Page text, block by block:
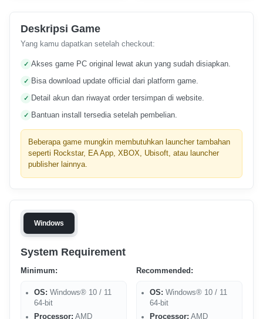
Deskripsi Game
Yang kamu dapatkan setelah checkout:
Akses game PC original lewat akun yang sudah disiapkan.
Bisa download update official dari platform game.
Detail akun dan riwayat order tersimpan di website.
Bantuan install tersedia setelah pembelian.
Beberapa game mungkin membutuhkan launcher tambahan
seperti Rockstar, EA App, XBOX, Ubisoft, atau launcher
publisher lainnya.
Windows
System Requirement
Minimum:
OS: Windows® 10 / 11
64-bit
Processor: AMD
Recommended:
OS: Windows® 10 / 11
64-bit
Processor: AMD